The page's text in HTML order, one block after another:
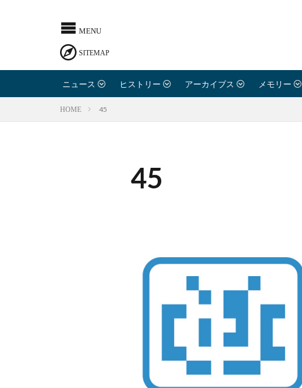
ニュース ヒストリー アーカイブス メモリー
HOME 45
45